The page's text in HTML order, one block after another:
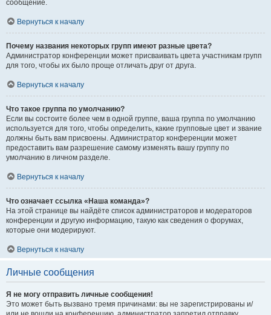
сообщение.
Вернуться к началу
Почему названия некоторых групп имеют разные цвета?
Администратор конференции может присваивать цвета участникам групп
для того, чтобы их было проще отличать друг от друга.
Вернуться к началу
Что такое группа по умолчанию?
Если вы состоите более чем в одной группе, ваша группа по умолчанию
используется для того, чтобы определить, какие групповые цвет и звание
должны быть вам присвоены. Администратор конференции может
предоставить вам разрешение самому изменять вашу группу по
умолчанию в личном разделе.
Вернуться к началу
Что означает ссылка «Наша команда»?
На этой странице вы найдёте список администраторов и модераторов
конференции и другую информацию, такую как сведения о форумах,
которые они модерируют.
Вернуться к началу
Личные сообщения
Я не могу отправить личные сообщения!
Это может быть вызвано тремя причинами: вы не зарегистрированы и/